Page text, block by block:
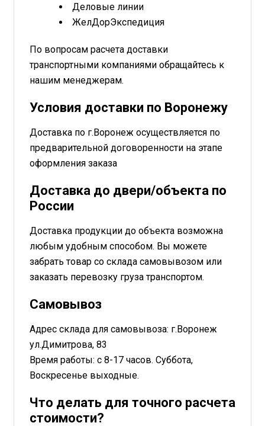
Деловые линии
ЖелДорЭкспедиция
По вопросам расчета доставки
транспортными компаниями обращайтесь к
нашим менеджерам.
Условия доставки по Воронежу
Доставка по г.Воронеж осуществляется по
предварительной договоренности на этапе
оформления заказа
Доставка до двери/объекта по
России
Доставка продукции до объекта возможна
любым удобным способом. Вы можете
забрать товар со склада самовывозом или
заказать перевозку груза транспортом.
Самовывоз
Адрес склада для самовывоза: г.Воронеж
ул.Димитрова, 83
Время работы: с 8-17 часов. Суббота,
Воскресенье выходные.
Что делать для точного расчета
стоимости?